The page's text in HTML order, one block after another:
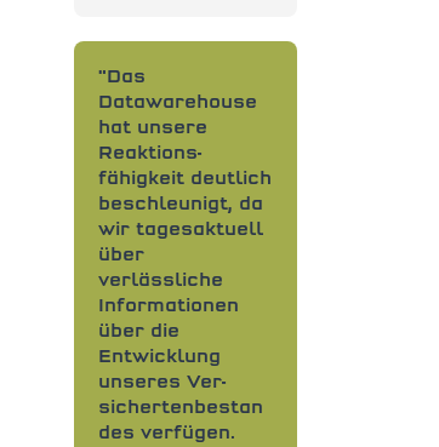
"Das
Datawarehouse
hat unsere
Reaktions-
fähigkeit deutlich
beschleunigt, da
wir tagesaktuell
über
verlässliche
Informationen
über die
Entwicklung
unseres Ver-
sichertenbestan
des verfügen.